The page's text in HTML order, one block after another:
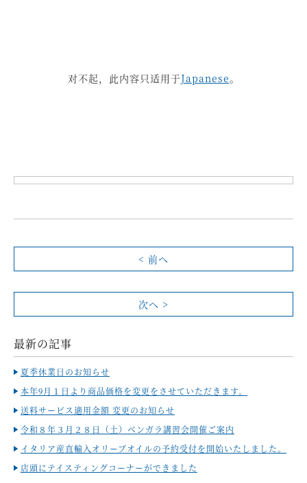
对不起，此内容只适用于Japanese。
< 前へ
次へ >
最新の記事
夏季休業日のお知らせ
本年9月１日より商品価格を変更をさせていただきます。
送料サービス適用金額 変更のお知らせ
令和８年３月２８日（土）ベンガラ講習会開催ご案内
イタリア産直輸入オリーブオイルの予約受付を開始いたしました。
店頭にテイスティングコーナーができました